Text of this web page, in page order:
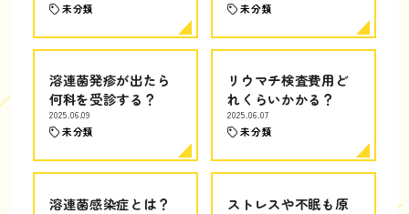
未分類 未分類
溶連菌発疹が出たら
何科を受診する？
2025.06.09
未分類
リウマチ検査費用ど
れくらいかかる？
2025.06.07
未分類
溶連菌感染症とは？
ストレスや不眠も原